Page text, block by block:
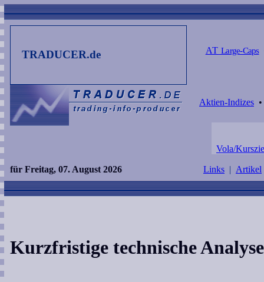
TRADUCER.de AT Large-Caps
Aktien-Indizes
Vola/
für Freitag, 07. August 2026 Links | Artikel
Kurzfristige technische